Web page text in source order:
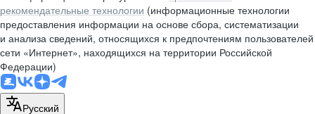
рекомендательные технологии (информационные технологии
предоставления информации на основе сбора, систематизации
и анализа сведений, относящихся к предпочтениям пользователей
сети «Интернет», находящихся на территории Российской
Федерации)
Русский